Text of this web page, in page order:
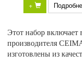
+
Этот набор включает
производителя
изготовлены из